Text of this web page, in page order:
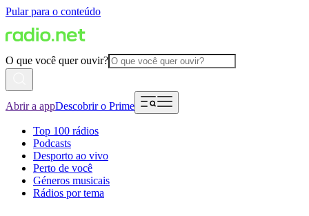
Pular para o conteúdo
O que você quer ouvir?
Abrir a appDescobrir o Prime
Top 100 rádios
Podcasts
Desporto ao vivo
Perto de você
Géneros musicais
Rádios por tema